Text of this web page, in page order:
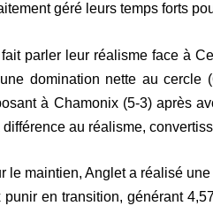
géré leurs temps forts
parler leur réalisme face à
domination nette au
à Chamonix (5-3) après
au réalisme,
le maintien, Anglet a réalisé
en transition, générant